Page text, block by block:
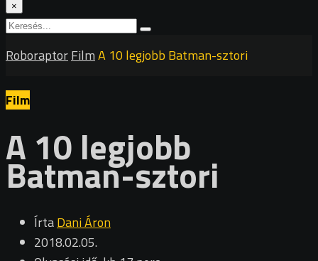
×
RoboraptorFilmA 10 legjobb Batman-sztori
Film
A 10 legjobb
Batman-sztori
ÍrtaDani Áron
2018.02.05.